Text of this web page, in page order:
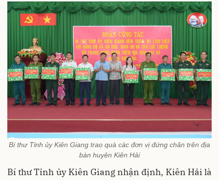
Bí thư Tỉnh ủy Kiên Giang trao quà các đơn vị đứng chân trên địa
bàn huyện Kiên Hải
Bí thư Tỉnh ủy Kiên Giang nhận định, Kiên Hải là